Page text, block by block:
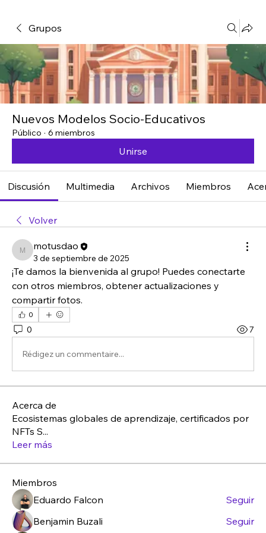
Grupos
Nuevos Modelos Socio-Educativos
Público · 6 miembros
Unirse
Discusión Multimedia Archivos Miembros
Volver
motusdao
motusdao
3 de septiembre de 2025
¡Te damos la bienvenida al grupo! Puedes conectarte
con otros miembros, obtener actualizaciones y
compartir fotos.
0
0 7
Rédigez un commentaire...
Acerca de
Ecosistemas globales de aprendizaje, certificados por
NFTs S...
Leer más
Miembros
Eduardo Falcon
Seguir
Benjamin Buzali
Seguir